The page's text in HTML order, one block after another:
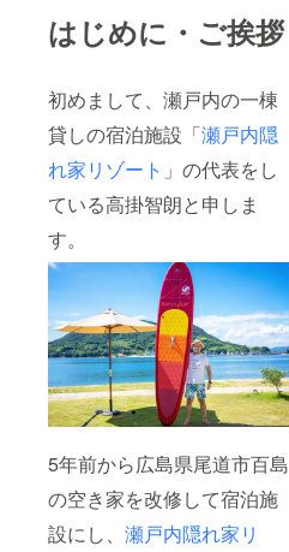
はじめに・ご挨拶
初めまして、瀬戸内の一棟
貸しの宿泊施設「瀬戸内隠
れ家リゾート 」の代表をし
ている高掛智朗と申しま
す。
5年前から広島県尾道市百島
の空き家を改修して宿泊施
設にし、 瀬戸内隠れ家リ